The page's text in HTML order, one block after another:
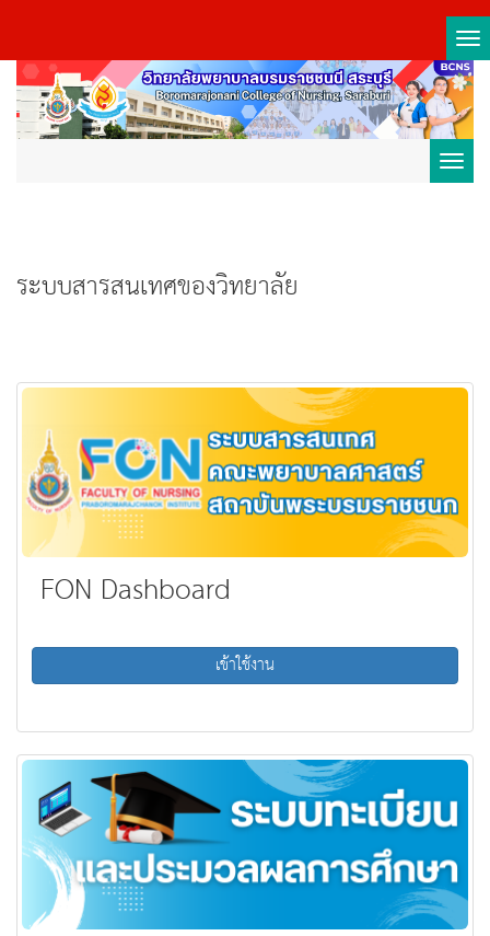
ระบบสารสนเทศของวิทยาลัย
FON Dashboard
เข้าใช้งาน